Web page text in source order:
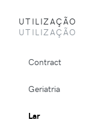
UTILIZAÇÃO
UTILIZAÇÃO
Contract
Geriatria
Lar